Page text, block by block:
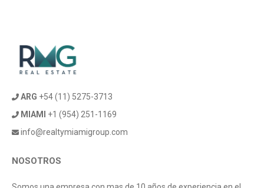
ARG +54 (11) 5275-3713
MIAMI +1 (954) 251-1169
info@realtymiamigroup.com
NOSOTROS